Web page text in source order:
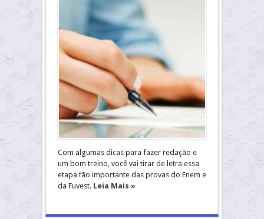
Com algumas dicas para fazer redação e
um bom treino, você vai tirar de letra essa
etapa tão importante das provas do Enem e
da Fuvest. Leia Mais »